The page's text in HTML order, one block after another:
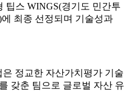
팁스 WINGS(경기도 민간투
최종 선정되며 기술성과
정교한 자산가치평가 기술
갖춘 팀으로 글로벌 자산 유